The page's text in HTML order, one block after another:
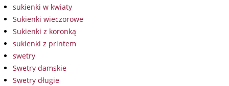
sukienki w kwiaty
Sukienki wieczorowe
Sukienki z koronką
sukienki z printem
swetry
Swetry damskie
Swetry długie